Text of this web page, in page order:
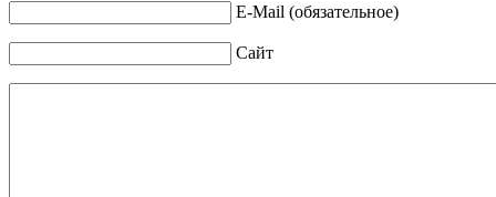
E-Mail (обязательное)
Сайт